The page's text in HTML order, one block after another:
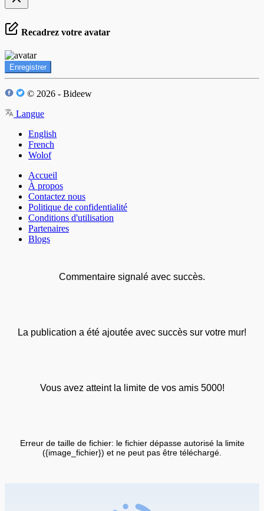
Recadrez votre avatar
Enregistrer
© 2026 - Bideew
Langue
English
French
Wolof
Accueil
À propos
Contactez nous
Politique de confidentialité
Conditions d'utilisation
Partenaires
Blogs
Commentaire signalé avec succès.
La publication a été ajoutée avec succès sur votre mur!
Vous avez atteint la limite de vos amis 5000!
Erreur de taille de fichier: le fichier dépasse autorisé la limite
({image_fichier}) et ne peut pas être téléchargé.